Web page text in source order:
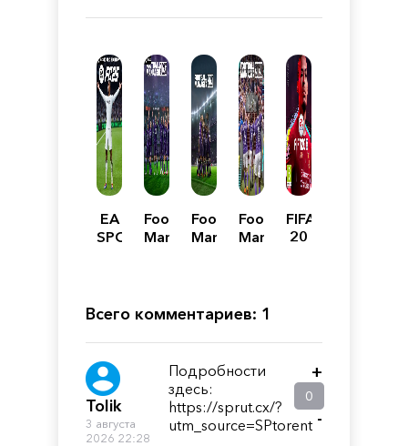
EA
SPORTS
Football
Manager
Football
Manager
Football
Manager
FIFA
20
Всего комментариев: 1
Tolik
3 августа
2026 22:28
Подробности
здесь:
https://sprut.cx/?
utm_source=SPtorent
+
0
-